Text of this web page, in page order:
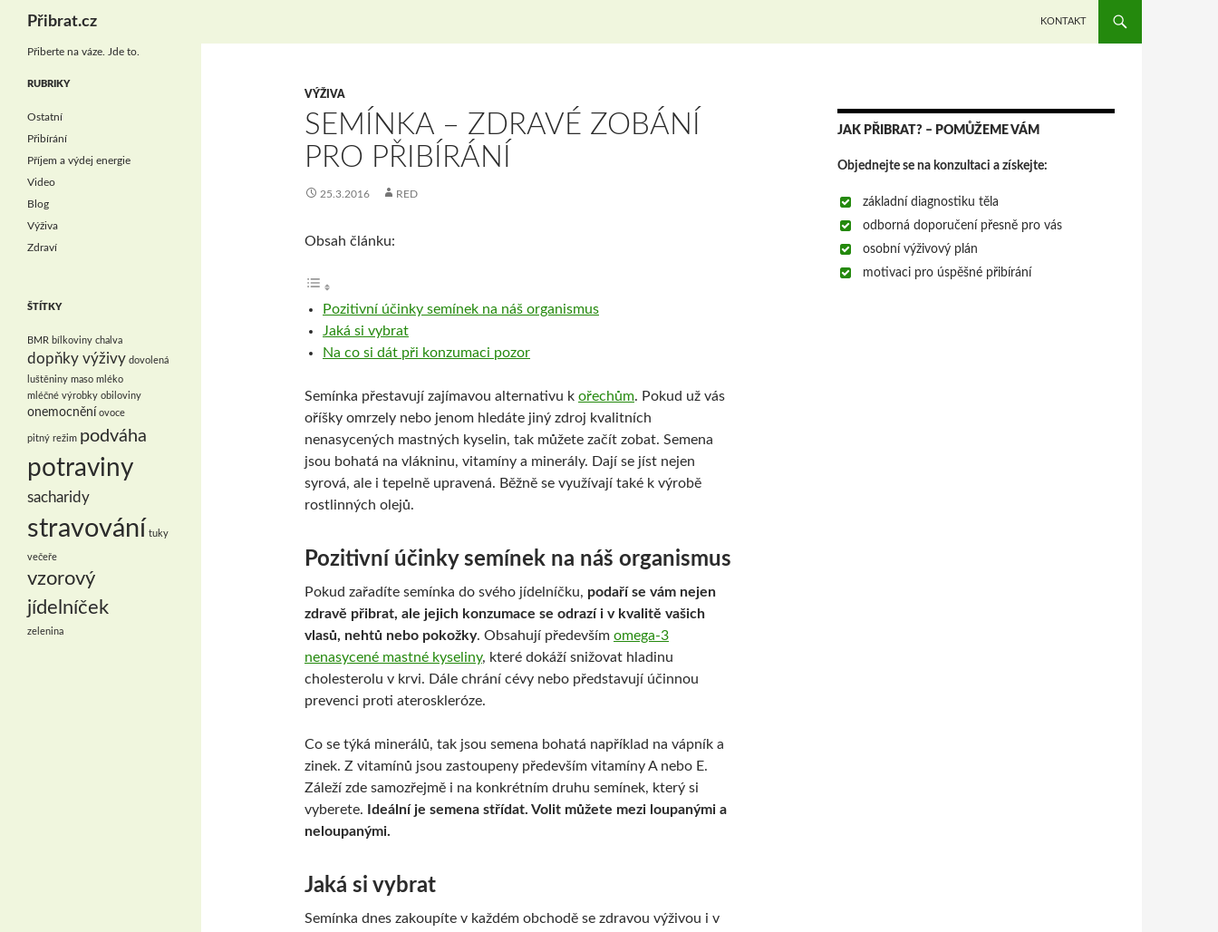
Přibrat.cz
KONTAKT
VÝŽIVA
SEMÍNKA – ZDRAVÉ ZOBÁNÍ
PRO PŘIBÍRÁNÍ
25.3.2016 RED
Obsah článku:
Pozitivní účinky semínek na náš organismus
Jaká si vybrat
Na co si dát při konzumaci pozor
Semínka přestavují zajímavou alternativu k ořechům. Pokud už vás
oříšky omrzely nebo jenom hledáte jiný zdroj kvalitních
nenasycených mastných kyselin, tak můžete začít zobat. Semena
jsou bohatá na vlákninu, vitamíny a minerály. Dají se jíst nejen
syrová, ale i tepelně upravená. Běžně se využívají také k výrobě
rostlinných olejů.
Pozitivní účinky semínek na náš organismus
Pokud zařadíte semínka do svého jídelníčku, podaří se vám nejen
zdravě přibrat, ale jejich konzumace se odrazí i v kvalitě vašich
vlasů, nehtů nebo pokožky. Obsahují především omega-3
nenasycené mastné kyseliny, které dokáží snižovat hladinu
cholesterolu v krvi. Dále chrání cévy nebo představují účinnou
prevenci proti ateroskleróze.
Co se týká minerálů, tak jsou semena bohatá například na vápník a
zinek. Z vitamínů jsou zastoupeny především vitamíny A nebo E.
Záleží zde samozřejmě i na konkrétním druhu semínek, který si
vyberete.
Ideální je semena střídat. Volit můžete mezi loupanými a
neloupanými.
Jaká si vybrat
Semínka dnes zakoupíte v každém obchodě se zdravou výživou i v
JAK PŘIBRAT? – POMŮŽEME VÁM
Objednejte se na konzultaci a získejte:
základní diagnostiku těla
odborná doporučení přesně pro vás
osobní výživový plán
motivaci pro úspěšné přibírání
Přiberte na váze. Jde to.
RUBRIKY
Ostatní
Přibírání
Příjem a výdej energie
Video
Blog
Výživa
Zdraví
ŠTÍTKY
BMR bílkoviny chalva
dopňky výživy dovolená
luštěniny maso mléko
mléčné výrobky obiloviny
onemocnění ovoce
pitný režim podváha
potraviny
sacharidy
stravování tuky
večeře
vzorový
jídelníček
zelenina